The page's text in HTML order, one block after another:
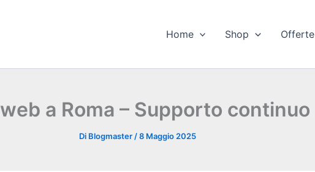
Home Shop Offerte
a Roma – Supporto continuo
Di Blogmaster /8 Maggio 2025